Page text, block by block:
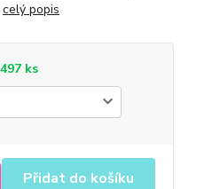
celý popis
ks
Přidat do košíku